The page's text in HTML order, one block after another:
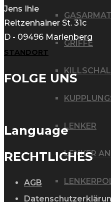
GRIFFE
LENKER
LENKER
Jens Ihle
Reitzenhainer St. 31c
D - 09496 Marienberg
STANDORT
FOLGE UNS
Language
RECHTLICHES
AGB